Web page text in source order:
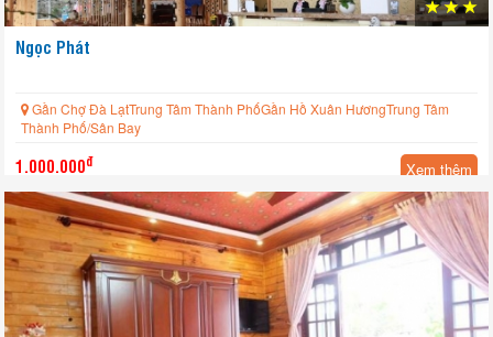
Ngọc Phát
Gần Chợ Đà LạtTrung Tâm Thành PhốGần Hồ Xuân HươngTrung Tâm
Thành Phố/Sân Bay
1.000.000đ Xem thêm